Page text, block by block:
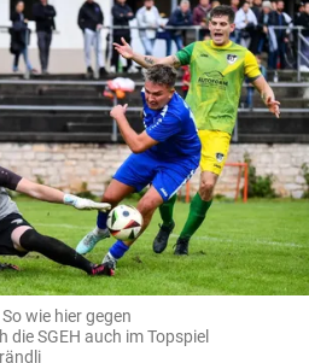
wie hier gegen
SGEH auch im Topspiel